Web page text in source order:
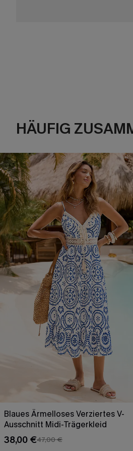
HÄUFIG
Blaues Ärmelloses Verziertes V-
Ausschnitt Midi-Trägerkleid
38,00 €47,00 €